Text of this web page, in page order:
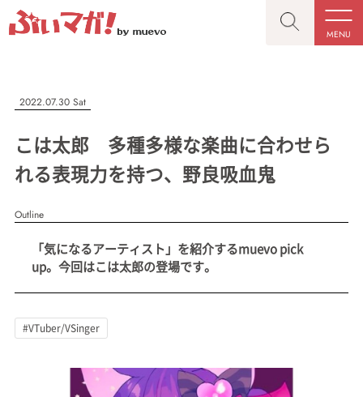
MENU
CLOSE
記事を検索する
人気ワード
#VTuber/VSinger #男性 #女性 #バ美肉 #男の娘
#Vtuberグループ
CLOSE
“推しへの応援を形にする”VTuber専門メディア
MENU
記事一覧
会社概要
記事リクエスト
2022.07.30 Sat
こは太郎 多種多様な楽曲に合わせら
れる表現力を持つ、野良吸血鬼
Outline
「気になるアーティスト」を紹介するmuevo pick
up。今回はこは太郎の登場です。
#VTuber/VSinger